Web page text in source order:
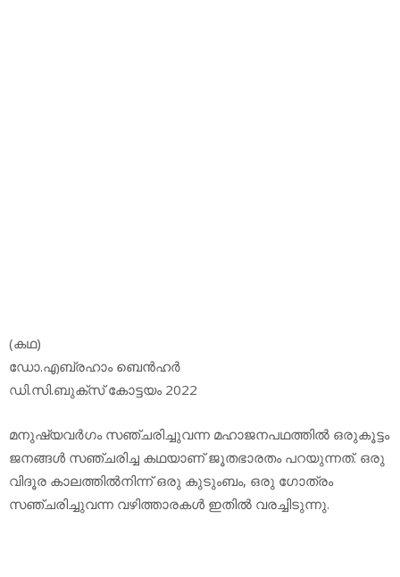
(കഥ)
ഡോ.എബ്രഹാം ബെന്‍ഹര്‍
ഡി.സി.ബുക്‌സ് കോട്ടയം 2022
മനുഷ്യവര്‍ഗം സഞ്ചരിച്ചുവന്ന മഹാജനപഥത്തില്‍ ഒരുകൂട്ടം
ജനങ്ങള്‍ സഞ്ചരിച്ച കഥയാണ് ജൂതഭാരതം പറയുന്നത്. ഒരു
വിദൂര കാലത്തില്‍നിന്ന് ഒരു കുടുംബം, ഒരു ഗോത്രം
സഞ്ചരിച്ചുവന്ന വഴിത്താരകള്‍ ഇതില്‍ വരച്ചിടുന്നു.